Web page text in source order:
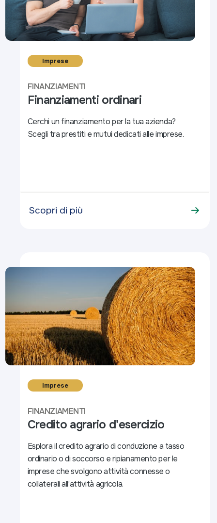
Imprese
FINANZIAMENTI
Finanziamenti ordinari
Cerchi un finanziamento per la tua azienda?
Scegli tra prestiti e mutui dedicati alle imprese.
Scopri di più
Imprese
FINANZIAMENTI
Credito agrario d'esercizio
Esplora il credito agrario di conduzione a tasso
ordinario o di soccorso e ripianamento per le
imprese che svolgono attività connesse o
collaterali all’attività agricola.